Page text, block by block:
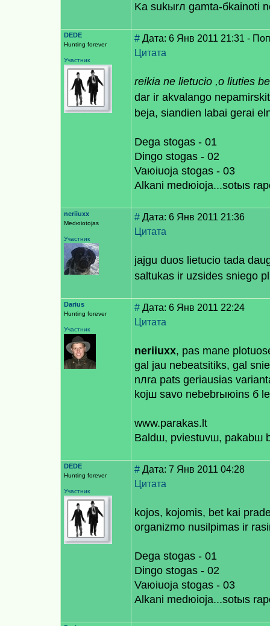
Kа sukыrл gamta-бkainoti
DEDE
Hunting forever
Участник
# Дата: 6 Янв 2011 21:31 -
Цитата
reikia ne lietucio ,o liuties
dar ir akvalango
beja, siandien labai gerai
Dega stogas - 01
Dingo stogas - 02
Vaюiuoja stogas - 03
Alkani medюioja...sotыs
neriiuxx
Medюiotojas
Участник
# Дата: 6 Янв 2011 21:36
Цитата
jajgu duos lietucio tada
saltukas ir uzsides sniego
Darius
Hunting forever
Участник
# Дата: 6 Янв 2011 22:24
Цитата
neriiuxx, pas mane
gal jau nebeatsitiks, gal
nлra pats geriausias
kojш savo nebebrыюins б
www.parakas.lt
Baldш, рviestuvш, pakabш
DEDE
Hunting forever
Участник
# Дата: 7 Янв 2011 04:28
Цитата
kojos, kojomis, bet kai
organizmo nusilpimas ir
Dega stogas - 01
Dingo stogas - 02
Vaюiuoja stogas - 03
Alkani medюioja...sotыs